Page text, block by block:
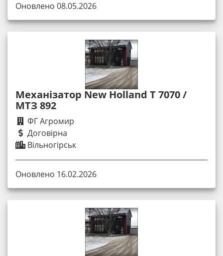
Оновлено 08.05.2026
Механізатор New Holland T 7070 /
МТЗ 892
ФГ Агромир
Договірна
Вільногірськ
Оновлено 16.02.2026